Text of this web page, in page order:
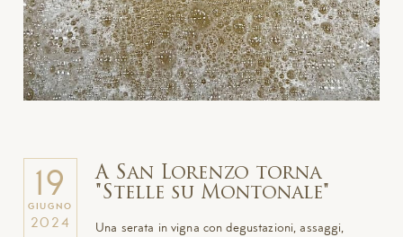
19
GIUGNO
2024
A San Lorenzo torna
"Stelle su Montonale"
Una serata in vigna con degustazioni, assaggi,